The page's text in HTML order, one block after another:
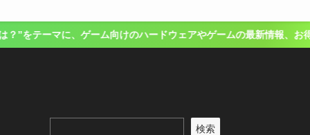
ードウェアやゲームの最新情報、お得な情報をお届けするニュース
検索